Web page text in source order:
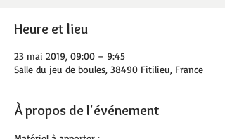
Heure et lieu
23 mai 2019, 09:00 – 9:45
Salle du jeu de boules, 38490 Fitilieu, France
À propos de l'événement